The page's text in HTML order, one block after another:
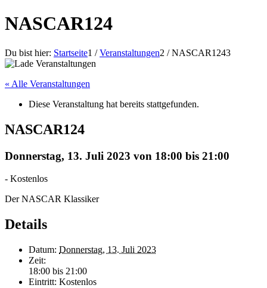
NASCAR124
Du bist hier: Startseite1 / Veranstaltungen2 / NASCAR1243
« Alle Veranstaltungen
Diese Veranstaltung hat bereits stattgefunden.
NASCAR124
Donnerstag, 13. Juli 2023 von 18:00 bis 21:00
- Kostenlos
Der NASCAR Klassiker
Details
Datum: Donnerstag, 13. Juli 2023
Zeit:
18:00 bis 21:00
Eintritt: Kostenlos